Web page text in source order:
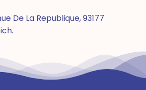
De La Republique, 93177